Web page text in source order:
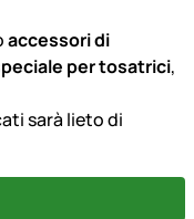
accessori di
per tosatrici,
sarà lieto di